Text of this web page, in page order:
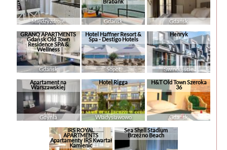
Międzyzdroje Gdańsk
Gdańsk
GRANO APARTMENTS
Gdańsk Old Town
Residence SPA &
Wellness
Gdańsk
Hotel Haffner Resort &
Spa - Destigo Hotels
Sopot
Henryk
Świnoujście
Apartament na
Warszawskiej
Gdynia
Hotel Rigga
Władysławowo
H&T Old Town Szeroka
36
Gdańsk
IRS ROYAL
APARTMENTS
Apartamenty IRS Kwartał
Kamienic
Sea Shell Stadium
Brzeźno Beach